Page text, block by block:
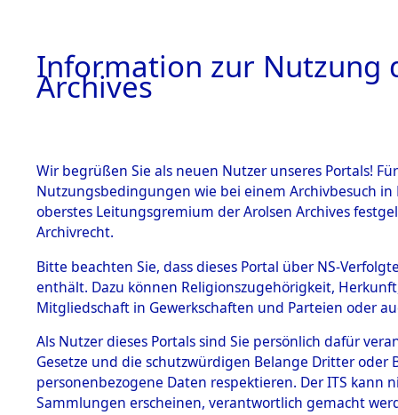
BESTÄNDE
1.
mente
5. Verschiedenes
5.3
Todesmärsche
Listen
0003
Information zur Nutzung
Archives
Wir begrüßen Sie als neuen Nutzer unseres Portals!
Nutzungsbedingungen wie bei einem Archivbesuch
oberstes Leitungsgremium der Arolsen Archives
Archivrecht.
Bitte beachten Sie, dass dieses Portal über NS-
enthält. Dazu können Religionszugehörigkeit,
Mitgliedschaft in Gewerkschaften und Parteien oder
Als Nutzer dieses Portals sind Sie persönlich dafür
Gesetze und die schutzwürdigen Belange Dritter
personenbezogene Daten respektieren. Der ITS
Sammlungen erscheinen, verantwortlich gemacht